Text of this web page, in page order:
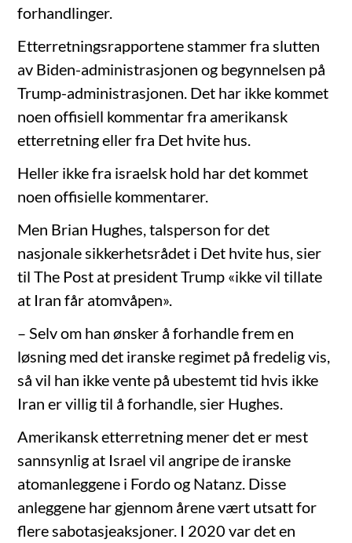
forhandlinger.
Etterretningsrapportene stammer fra slutten
av Biden-administrasjonen og begynnelsen på
Trump-administrasjonen. Det har ikke kommet
noen offisiell kommentar fra amerikansk
etterretning eller fra Det hvite hus.
Heller ikke fra israelsk hold har det kommet
noen offisielle kommentarer.
Men Brian Hughes, talsperson for det
nasjonale sikkerhetsrådet i Det hvite hus, sier
til The Post at president Trump «ikke vil tillate
at Iran får atomvåpen».
– Selv om han ønsker å forhandle frem en
løsning med det iranske regimet på fredelig vis,
så vil han ikke vente på ubestemt tid hvis ikke
Iran er villig til å forhandle, sier Hughes.
Amerikansk etterretning mener det er mest
sannsynlig at Israel vil angripe de iranske
atomanleggene i Fordo og Natanz. Disse
anleggene har gjennom årene vært utsatt for
flere sabotasjeaksjoner. I 2020 var det en